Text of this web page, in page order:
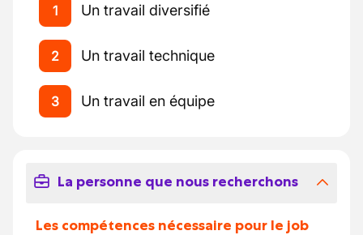
1 Un travail diversifié
2 Un travail technique
3 Un travail en équipe
La personne que nous recherchons
Les compétences nécessaire pour le job